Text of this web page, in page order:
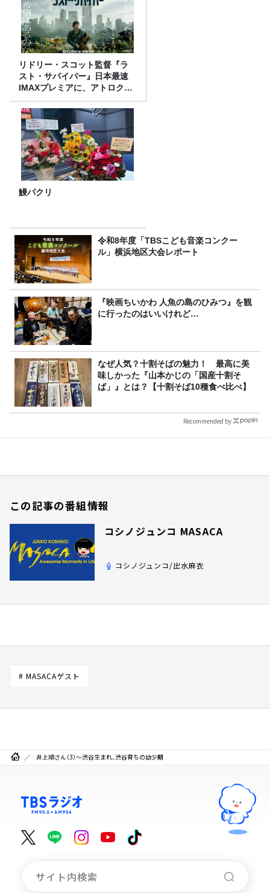
リドリー・スコット監督『ラ
スト・サバイバー』日本最速
IMAXプレミアに、アトロクリ
スナー60名をご招待！
鰻パクリ
令和8年度「TBSこども音楽コンクー
ル」横浜地区大会レポート
『映画ちいかわ 人魚の島のひみつ』を観
に行ったのはいいけれど…
なぜ人気？十割そばの魅力！ 最高に美
味しかった『山本かじの「国産十割そ
ば」』とは？【十割そば10種食べ比べ】
Recommended by
この記事の番組情報
コシノジュンコ MASACA
コシノジュンコ/出水麻衣
# MASACAゲスト
井上順さん（3）～渋谷生まれ、渋谷育ちの幼少期